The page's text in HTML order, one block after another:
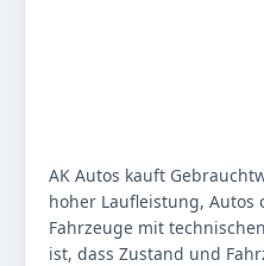
AK Autos kauft
hoher Laufleistung, Autos
Fahrzeuge mit
ist, dass Zustand und